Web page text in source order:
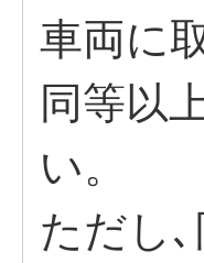
車両に
同等以
い。
ただし